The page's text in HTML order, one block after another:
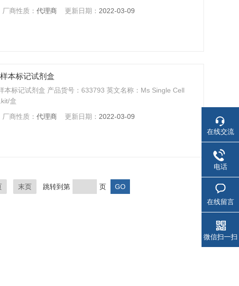
厂商性质：代理商 更新日期： 2022-03-09
本标记试剂盒
本标记试剂盒 产品货号：633793 英文名称：Ms Single Cell
盒
厂商性质：代理商 更新日期： 2022-03-09
末页 跳转到第 页
在线交流
电话
在线留言
微信扫一扫